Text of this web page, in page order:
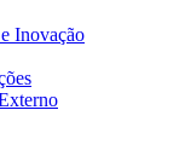
Inovação